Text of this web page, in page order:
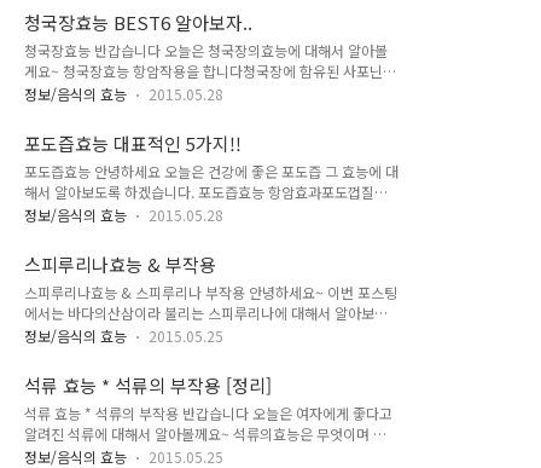
할수 있습니다또한 콜레스테롤 수치를 낮춰주는 효과도 있습니
다. 빈혈개선에 탁월 빈혈은 철분부족으로 생기는 경우가 많은데
귀리에는 철분이 풍부하게 함유되어 있습니다.그래서 빈혈개선
에 좋습니다. 변비에 탁월 귀리에는 식이섬유가 풍부하게 함유되
어있는데 이는 장운동을 활발히 촉진시켜서배변을 도와줘 변비
이 들어있어서 뼈건강에 좋다고 합니다.성장기 어린이들이 섭취
시 성장발달에도 좋다네요~ 항암효과 귀리의 포로테아제라는 ..
청국장효능 BEST6 알아보자..
청국장효능 반갑습니다 오늘은 청국장의효능에 대해서 알아볼
게요~ 청국장효능 항암작용을 합니다청국장에 함유된 사포닌,
파이탁신,제니스테인 등의 성분이 항암작용을해서 암을 예방하
에 효과가 좋다고 합니다 노화방지효과청국장을 꾸준히 드시면
몸속에 쌓인 독소를 배출시켜주고특히 청국장에 함유된 비타민
E 성분이 항산화작용을해서 노화방지에 좋다고 합니다 변비에
좋습니다청국장은 유산균과 섬유질이 풍부해서 변비 및 장건간
에 좋습니다또한 설사를할때 청국장을 드셔도 설사가 멎는 효능
풍부할뿐 아니라 칼슘의 흡수를 도와주는 제니스테인과 비타민k
성분이 풍부해골다공증 예방 및 어린이 성장발육에도 좋습니다
간건강에 좋..
정보/음식의 효능 2015.05.28
포도즙효능 대표적인 5가지!!
포도즙효능 안녕하세요 오늘은 건강에 좋은 포도즙 그 효능에 대
해서 알아보도록 하겠습니다. 포도즙효능 항암효과포도껍질에
풍부한 안토시아닌 성분이 강력한 항산화 작용을 하고포도에 함
포가 암세포로 변이되는걸 막아준다고 합니다 피부미용포도즙
을 꾸준히 드시면 신진대사가 활발해져서피부속에 있는 노폐물
을 배출시켜 주기때문에 맑고 깨끗한 피부를 만드는데 도움이 된
다고 합니다또한 비타민,안토시아닌 성분이 노화방지에도 효과
적입니다 피부질환 개선포도는 피부속 노폐물 배출을 도와주기
다고 합니다 혈관질환 개선포도는 혈관내 쌓여있는 노폐물을 배
출시켜줘서 콜레스테롤 수치를 낮춰주고혈액순환을 좋게 만들
어서 혈관질환 ..
정보/음식의 효능 2015.05.28
스피루리나효능 & 부작용
스피루리나효능 & 스피루리나 부작용 안녕하세요~ 이번 포스팅
에서는 바다의산삼이라 불리는 스피루리나에 대해서 알아보겠
습니다 스피루리나 효능 면역력 증진에 좋아요스피루리나는 면
켜바이러스나 독성물질로부터 세포를 보호해 준다고 합니다 성
인병 예방에 좋아요스피루리나를 꾸준히 드시면 면역력을 향상
시켜줄뿐 아니라신진대사가 활발해지고 체내의 독소를 배출해
줌으로써고혈압,동맥경화 등 각종 성인병 예방에 스피루리나 효
능이 있습니다 불면증에 좋아요스피루리나를 먹으면 숙면을 유
정보/음식의 효능 2015.05.25
석류 효능 * 석류의 부작용 [정리]
석류 효능 * 석류의 부작용 반갑습니다 오늘은 여자에게 좋다고
알려진 석류에 대해서 알아볼께요~ 석류의효능은 무엇이며 부
작용은 없는지에 대한.. 석류 효능 피로회복 및 면역력개선에 좋
정보/음식의 효능 2015.05.25